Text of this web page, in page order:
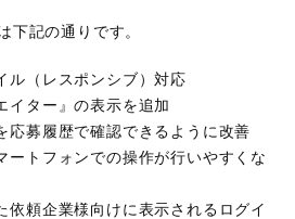
下記の通りです。
ル（レスポンシブ）対応
イター』の表示を追加
応募履歴で確認できるように改善
ートフォンでの操作が行いやすくな
依頼企業様向けに表示されるログイ